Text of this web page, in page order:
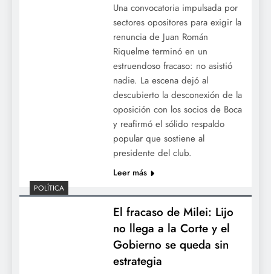
Una convocatoria impulsada por
sectores opositores para exigir la
renuncia de Juan Román
Riquelme terminó en un
estruendoso fracaso: no asistió
nadie. La escena dejó al
descubierto la desconexión de la
oposición con los socios de Boca
y reafirmó el sólido respaldo
popular que sostiene al
presidente del club.
Leer más
POLÍTICA
El fracaso de Milei: Lijo
no llega a la Corte y el
Gobierno se queda sin
estrategia